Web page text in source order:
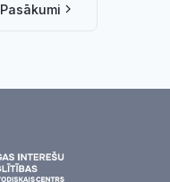
Pasākumi